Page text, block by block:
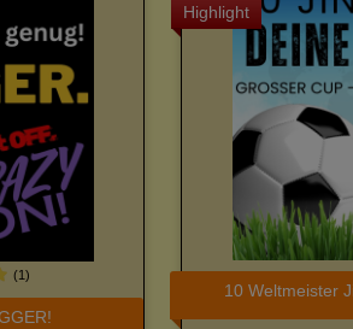
(1)
Highlight
10 Weltmeister